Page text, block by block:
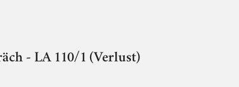
- LA 110/1 (Verlust)